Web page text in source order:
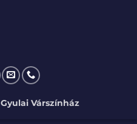
Gyulai Várszínház